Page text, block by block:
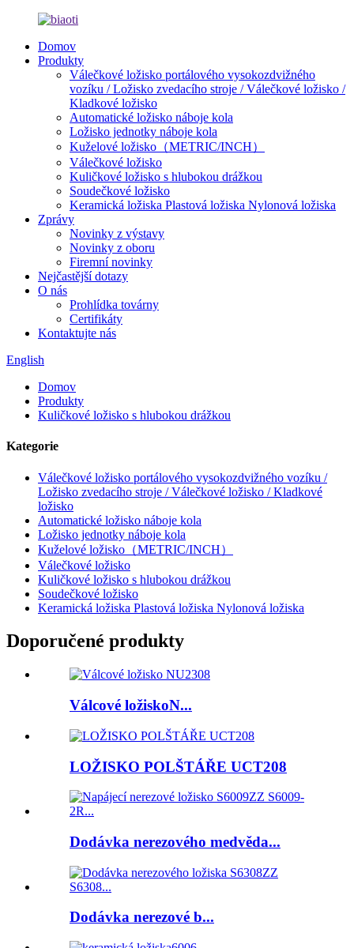
Domov
Produkty
Válečkové ložisko portálového vysokozdvižného
vozíku / Ložisko zvedacího stroje / Válečkové ložisko /
Kladkové ložisko
Automatické ložisko náboje kola
Ložisko jednotky náboje kola
Kuželové ložisko（METRIC/INCH）
Válečkové ložisko
Kuličkové ložisko s hlubokou drážkou
Soudečkové ložisko
Keramická ložiska Plastová ložiska Nylonová ložiska
Zprávy
Novinky z výstavy
Novinky z oboru
Firemní novinky
Nejčastější dotazy
O nás
Prohlídka továrny
Certifikáty
Kontaktujte nás
English
Domov
Produkty
Kuličkové ložisko s hlubokou drážkou
Kategorie
Válečkové ložisko portálového vysokozdvižného vozíku /
Ložisko zvedacího stroje / Válečkové ložisko / Kladkové
ložisko
Automatické ložisko náboje kola
Ložisko jednotky náboje kola
Kuželové ložisko（METRIC/INCH）
Válečkové ložisko
Kuličkové ložisko s hlubokou drážkou
Soudečkové ložisko
Keramická ložiska Plastová ložiska Nylonová ložiska
Doporučené produkty
Válcové ložiskoN...
LOŽISKO POLŠTÁŘE UCT208
Dodávka nerezového medvěda...
Dodávka nerezové b...